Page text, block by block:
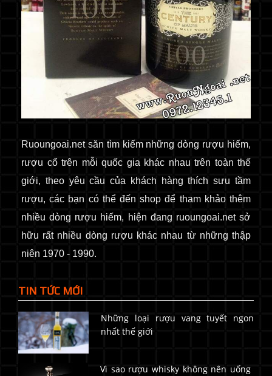
Ruoungoai.net săn tìm kiếm những dòng rượu hiếm,
rượu cổtrên mỗi quốc gia khác nhau trên toàn thế
giới, theo yêu cầu của khách hàng thích sưu tầm
rượu, các bạn có thể đến shop để tham khảo thêm
nhiều dòng rượu hiếm, hiện đang ruoungoai.net sở
hữu rất nhiều dòng rượu khác nhau từ những thập
niên 1970 - 1990.
TIN TỨC MỚI
Những loại rượu vang tuyết ngon
nhất thế giới
Vì sao rượu whisky không nên uống